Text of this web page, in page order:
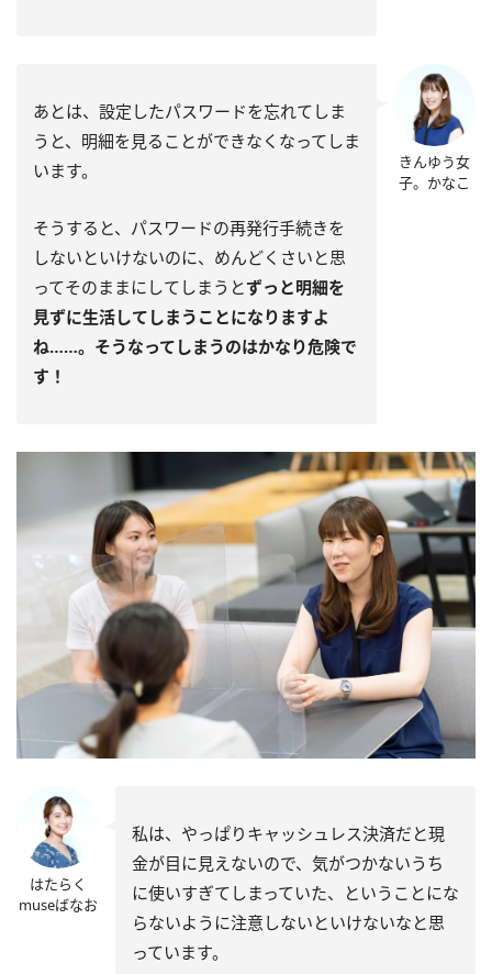
きんゆう女
子。かなこ
あとは、設定したパスワードを忘れてしま
うと、明細を見ることができなくなってしま
います。
そうすると、パスワードの再発行手続きを
しないといけないのに、めんどくさいと思
ってそのままにしてしまうと ずっと明細を
見ずに生活してしまうことになりますよ
ね……。そうなってしまうのはかなり危険で
す！
はたらく
museばなお
私は、やっぱりキャッシュレス決済だと現
金が目に見えないので、気がつかないうち
に使いすぎてしまっていた、ということにな
らないように注意しないといけないなと思
っています。